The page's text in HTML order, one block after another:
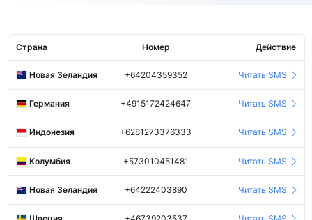
Страна Номер Действие
Новая Зеландия +64204359352 Читать SMS
Германия +4915172424647 Читать SMS
Индонезия +6281273376333 Читать SMS
Колумбия +573010451481 Читать SMS
Новая Зеландия +64222403890 Читать SMS